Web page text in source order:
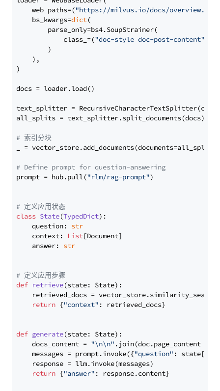
    web_paths=(
"https://milvus.io/docs/overview.md"
    bs_kwargs=
dict(
        parse_only=bs4.SoupStrainer(
            class_=(
"doc-style doc-post-content"
        )
    ),
)
docs = loader.load()
text_splitter =
all_splits = text_splitter.split_documents(docs)
# 索引分块
_ = vector_store.add_documents(documents=all_splits)
# Define prompt for question-answering
prompt = hub.pull("rlm/rag-prompt")
# 定义应用状态
class State(TypedDict):
    question:
str
    context:
List[Document]
    answer:
str
# 定义应用步骤
def retrieve(state: State):
retrieved_docs =
return {"context" : retrieved_docs}
def generate(state: State):
    docs_content =
"\n\n" .join(doc.page_content
    messages = prompt.invoke({
"question" : state[
    response = llm.invoke(messages)
return {"answer" : response.content}